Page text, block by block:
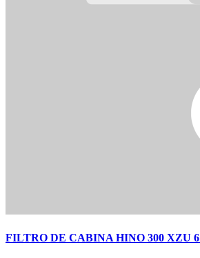
FILTRO DE CABINA HINO 300 XZU